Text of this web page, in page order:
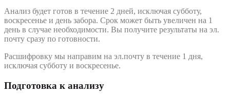
Анализ будет готов в течение 2 дней, исключая субботу,
воскресенье и день забора. Срок может быть увеличен на 1
день в случае необходимости. Вы получите результаты на эл.
почту сразу по готовности.
Расшифровку мы направим на эл.почту в течение 1 дня,
исключая субботу и воскресенье.
Подготовка к анализу